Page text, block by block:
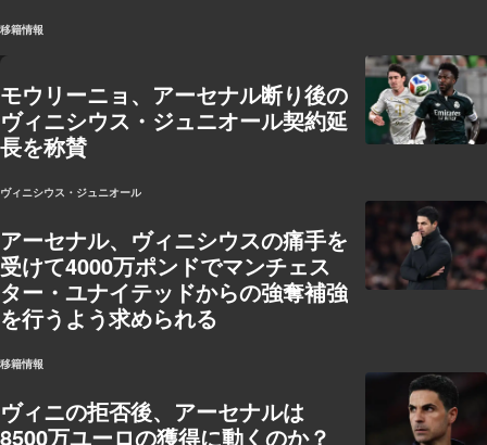
移籍情報
モウリーニョ、アーセナル断り後の
ヴィニシウス・ジュニオール契約延
長を称賛
ヴィニシウス・ジュニオール
アーセナル、ヴィニシウスの痛手を
受けて4000万ポンドでマンチェス
ター・ユナイテッドからの強奪補強
を行うよう求められる
移籍情報
ヴィニの拒否後、アーセナルは
8500万ユーロの獲得に動くのか？